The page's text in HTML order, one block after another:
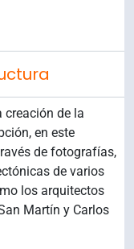
creación de la
en este
de fotografías,
de varios
los arquitectos
Martín y Carlos